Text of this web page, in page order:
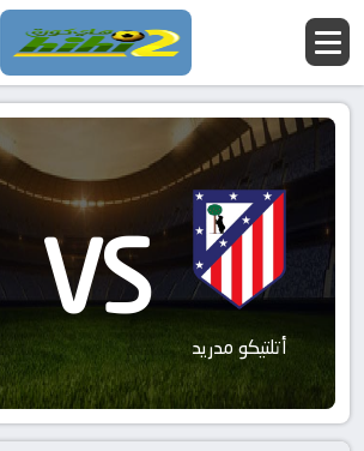
أتلتيكو مدريد VS